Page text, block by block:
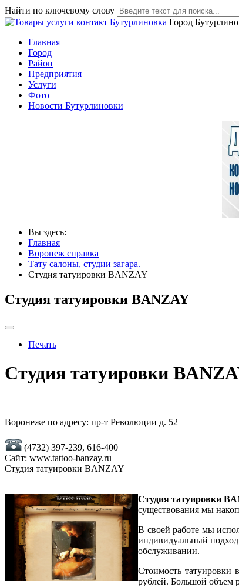
Найти по ключевому слову
Город
Главная
Город
Район
Предприятия
Услуги
Фото
Новости Бутурлиновки
Вы здесь:
Главная
Воронеж справка
Тату салоны, студии загара.
Студия татуировки BANZAY
Студия татуировки BANZAY
Печать
Студия татуировки
Воронеже по адресу: пр-т Революции д. 52
(4732) 397-239, 616-400
Сайт: www.tattoo-banzay.ru
Студия татуировки BANZAY
Студия татуировки
существования мы
В своей работе мы
индивидуальный
обслуживании.
Стоимость татуировки
рублей. Большой объем